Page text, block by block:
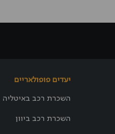
יעדים פופולאריים
השכרת רכב באיטליה
השכרת רכב ביוון